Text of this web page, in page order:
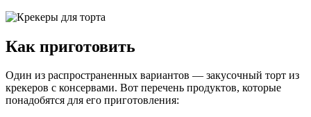
Как приготовить
Один из распространенных вариантов — закусочный торт из
крекеров с консервами. Вот перечень продуктов, которые
понадобятся для его приготовления: